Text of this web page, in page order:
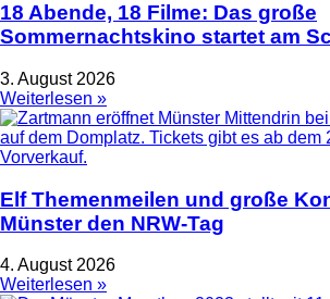
18 Abende, 18 Filme: Das große
Sommernachtskino startet am
3. August 2026
Weiterlesen »
Elf Themenmeilen und große
Münster den NRW-Tag
4. August 2026
Weiterlesen »